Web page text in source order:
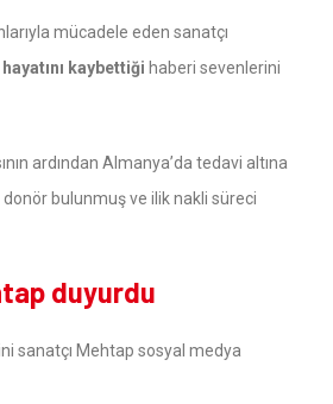
mücadele eden sanatçı
kaybettiği haberi sevenlerini
ardından Almanya’da tedavi altına
donör bulunmuş ve ilik nakli süreci
duyurdu
sanatçı Mehtap sosyal medya